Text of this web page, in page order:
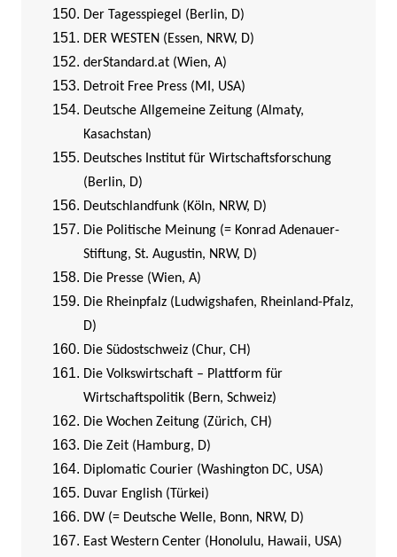
Der Tagesspiegel (Berlin, D)
DER WESTEN (Essen, NRW, D)
derStandard.at (Wien, A)
Detroit Free Press (MI, USA)
Deutsche Allgemeine Zeitung (Almaty,
Kasachstan)
Deutsches Institut für Wirtschaftsforschung
(Berlin, D)
Deutschlandfunk (Köln, NRW, D)
Die Politische Meinung (= Konrad Adenauer-
Stiftung, St. Augustin, NRW, D)
Die Presse (Wien, A)
Die Rheinpfalz (Ludwigshafen, Rheinland-Pfalz,
D)
Die Südostschweiz (Chur, CH)
Die Volkswirtschaft – Plattform für
Wirtschaftspolitik (Bern, Schweiz)
Die Wochen Zeitung (Zürich, CH)
Die Zeit (Hamburg, D)
Diplomatic Courier (Washington DC, USA)
Duvar English (Türkei)
DW (= Deutsche Welle, Bonn, NRW, D)
East Western Center (Honolulu, Hawaii, USA)